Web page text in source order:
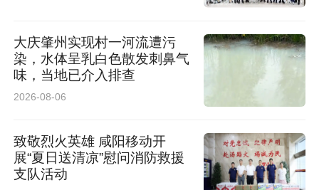
大庆肇州实现村一河流遭污
染，水体呈乳白色散发刺鼻气
味，当地已介入排查
2026-08-06
致敬烈火英雄 咸阳移动开
展“夏日送清凉”慰问消防救援
支队活动